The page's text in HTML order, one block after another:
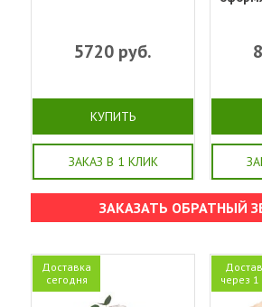
5720 руб.
КУПИТЬ
ЗАКАЗ В 1 КЛИК
ЗАКАЗАТЬ ОБРАТНЫЙ
Доставка
сегодня
через 1